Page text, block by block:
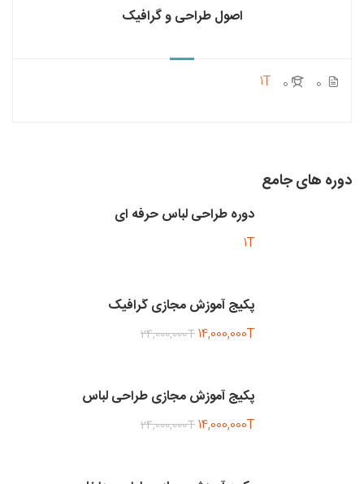
اصول طراحی و گرافیک
0
0
1T
دوره های جامع
دوره طراحی لباس حرفه ای
1T
پکیج آموزش مجازی گرافیک
24,000,000T14,000,000T
پکیج آموزش مجازی طراحی لباس
24,000,000T14,000,000T